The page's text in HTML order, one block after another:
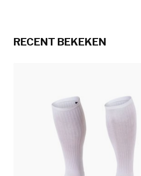
RECENT BEKEKEN